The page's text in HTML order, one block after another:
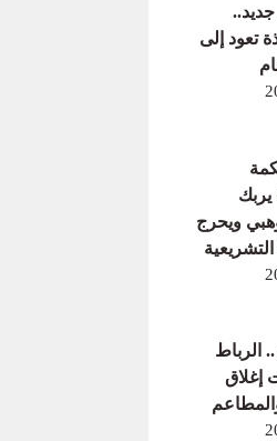
تعود إلى
يربك
ويحرج
كان 2025 .. الرباط
إغلاق